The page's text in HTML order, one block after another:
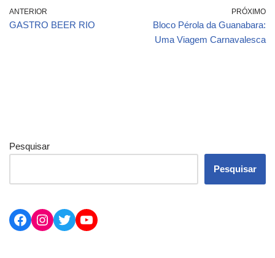
ANTERIOR
GASTRO BEER RIO
PRÓXIMO
Bloco Pérola da Guanabara:
Uma Viagem Carnavalesca
Pesquisar
Pesquisar